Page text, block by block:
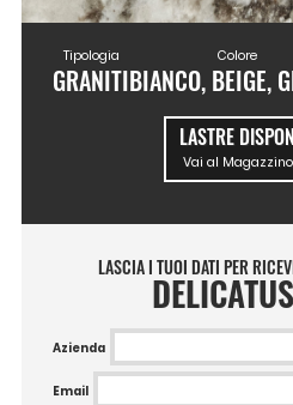
Tipologia
GRANITI
Colore
BIANCO, BEIGE,
LASTRE
Vai al
LASCIA I TUOI DATI PER
Azienda
Email